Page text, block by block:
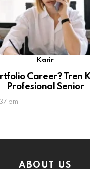
Karir
Career? Tren
Profesional Senior
pm
ABOUT US